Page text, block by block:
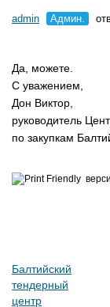
admin Админ.
Да, можете.
С уважением,
Дон Виктор,
руководитель
по закупкам
Балтийский
тендерный
центр